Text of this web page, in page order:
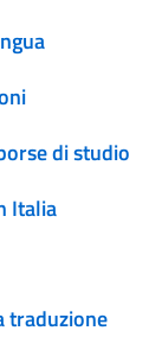
di studio
Italia
traduzione